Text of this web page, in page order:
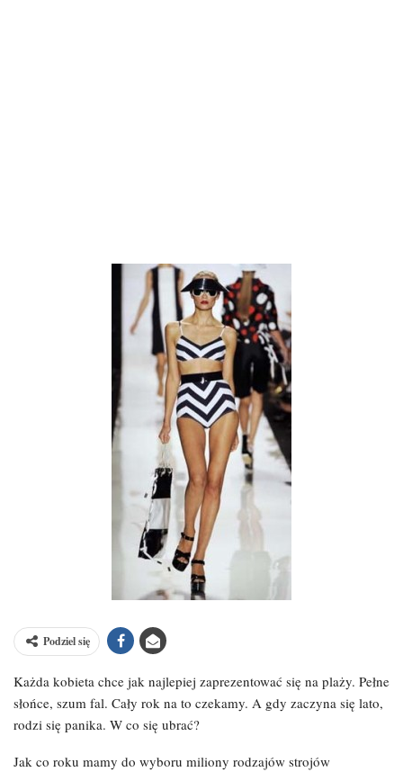
Podziel się
Każda kobieta chce jak najlepiej zaprezentować się na plaży. Pełne
słońce, szum fal. Cały rok na to czekamy. A gdy zaczyna się lato,
rodzi się panika. W co się ubrać?
Jak co roku mamy do wyboru miliony rodzajów strojów